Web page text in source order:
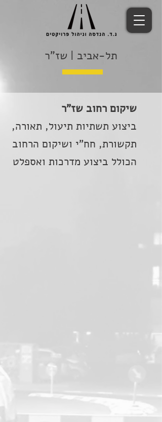
תל-אביב | שז"ר
שיקום רחוב שז"ר
ביצוע תשתיות תיעול, תאורה,
תקשורת, חח"י ושיקום הרחוב
הכולל ביצוע מדרכות ואספלט